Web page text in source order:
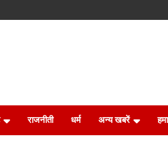
राजनीती धर्म अन्य खबरें